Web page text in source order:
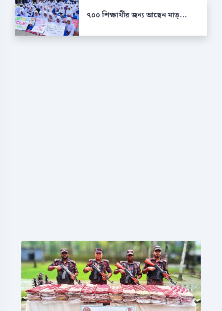
৭০০ শিক্ষার্থীর জন্য আছেন মাত্...